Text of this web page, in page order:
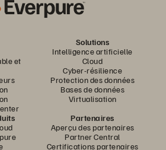
et
Solutions
Intelligence artificielle
Cloud
Cyber-résilience
Protection des données
Bases de données
Virtualisation
Partenaires
Aperçu des partenaires
Partner Central
Certifications partenaires